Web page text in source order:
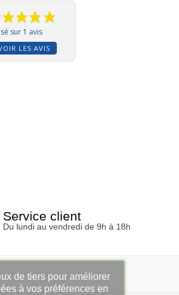
sur 1 avis
LES AVIS
Service client
Du lundi au vendredi de 9h à 18h
de tiers pour améliorer
à vos préférences en